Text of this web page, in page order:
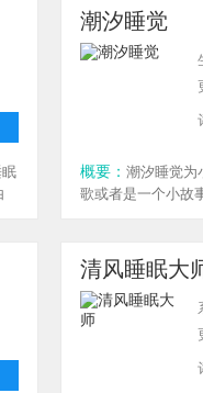
潮汐睡觉
概要： 潮汐睡觉为
歌或者是一个小故
清风睡眠大